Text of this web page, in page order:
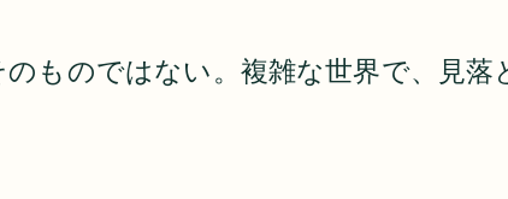
ものではない。複雑な世界で、見落